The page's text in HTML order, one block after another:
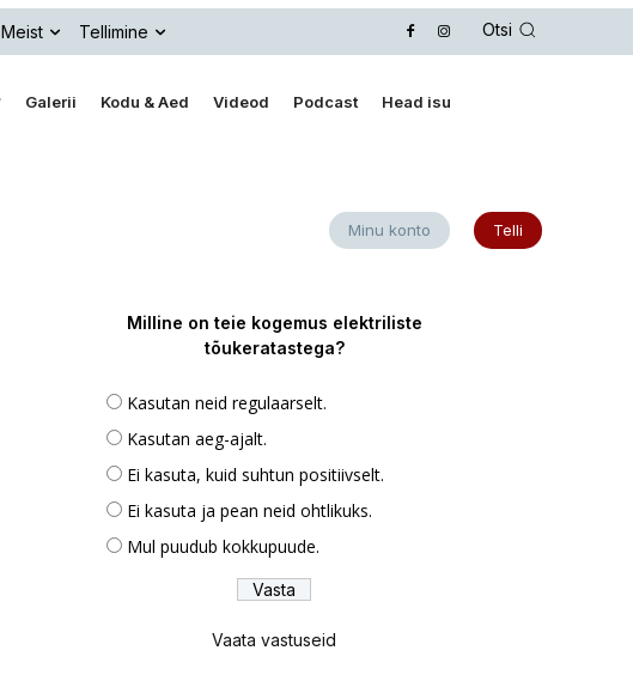
Meist Tellimine Otsi
Galerii Kodu & Aed Videod Podcast Head isu
Minu konto Telli
Milline on teie kogemus elektriliste
tõukeratastega?
Kasutan neid regulaarselt.
Kasutan aeg-ajalt.
Ei kasuta, kuid suhtun positiivselt.
Ei kasuta ja pean neid ohtlikuks.
Mul puudub kokkupuude.
Vaata vastuseid